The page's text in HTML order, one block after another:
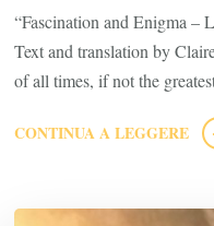
“Fascination and Enigma –
Text and translation by
of all times, if not the
CONTINUA A LEGGERE